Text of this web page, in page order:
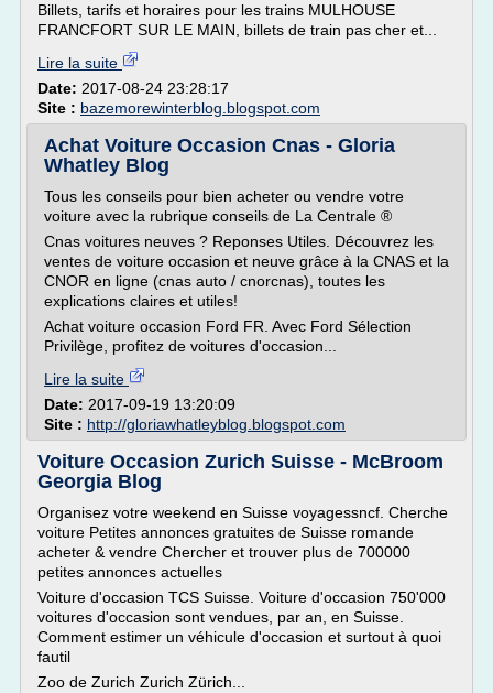
Billets, tarifs et horaires pour les trains MULHOUSE
FRANCFORT SUR LE MAIN, billets de train pas cher et...
Lire la suite
Date: 2017-08-24 23:28:17
Site : bazemorewinterblog.blogspot.com
Achat Voiture Occasion Cnas - Gloria
Whatley Blog
Tous les conseils pour bien acheter ou vendre votre
voiture avec la rubrique conseils de La Centrale ®
Cnas voitures neuves ? Reponses Utiles. Découvrez les
ventes de voiture occasion et neuve grâce à la CNAS et la
CNOR en ligne (cnas auto / cnorcnas), toutes les
explications claires et utiles!
Achat voiture occasion Ford FR. Avec Ford Sélection
Privilège, profitez de voitures d'occasion...
Lire la suite
Date: 2017-09-19 13:20:09
Site : http://gloriawhatleyblog.blogspot.com
Voiture Occasion Zurich Suisse - McBroom
Georgia Blog
Organisez votre weekend en Suisse voyagessncf. Cherche
voiture Petites annonces gratuites de Suisse romande
acheter & vendre Chercher et trouver plus de 700000
petites annonces actuelles
Voiture d'occasion TCS Suisse. Voiture d'occasion 750'000
voitures d'occasion sont vendues, par an, en Suisse.
Comment estimer un véhicule d'occasion et surtout à quoi
fautil
Zoo de Zurich Zurich Zürich...